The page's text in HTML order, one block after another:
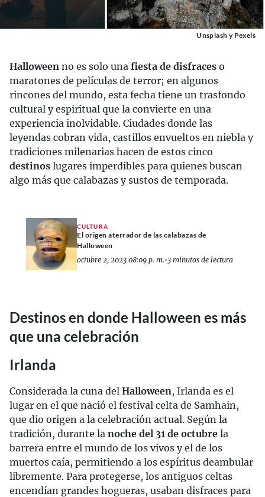
Unsplash y Pexels
Halloween no es solo una fiesta de disfraces o
maratones de películas de terror; en algunos
rincones del mundo, esta fecha tiene un trasfondo
cultural y espiritual que la convierte en una
experiencia inolvidable. Ciudades donde las
leyendas cobran vida, castillos envueltos en niebla y
tradiciones milenarias hacen de estos cinco
destinos lugares imperdibles para quienes buscan
algo más que calabazas y sustos de temporada.
CULTURA
El origen aterrador de las calabazas de
Halloween
octubre 2, 2023 08:09 p. m.•3 minutos de lectura
Destinos en donde Halloween es más
que una celebración
Irlanda
Considerada la cuna del Halloween, Irlanda es el
lugar en el que nació el festival celta de Samhain,
que dio origen a la celebración actual. Según la
tradición, durante la noche del 31 de octubre la
barrera entre el mundo de los vivos y el de los
muertos caía, permitiendo a los espíritus deambular
libremente. Para protegerse, los antiguos celtas
encendían grandes hogueras, usaban disfraces para